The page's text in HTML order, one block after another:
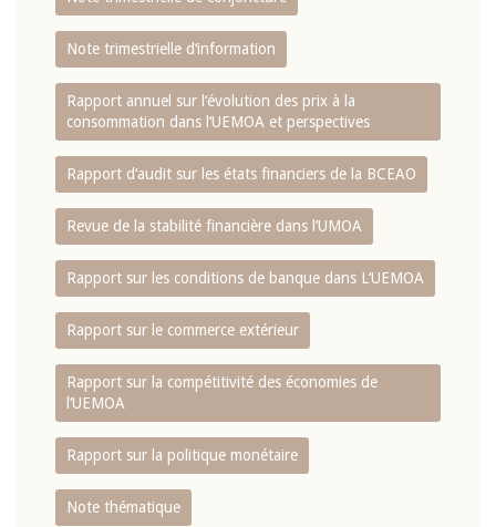
Note trimestrielle d‘information
Rapport annuel sur l‘évolution des prix à la
consommation dans l‘UEMOA et perspectives
Rapport d‘audit sur les états financiers de la BCEAO
Revue de la stabilité financière dans l‘UMOA
Rapport sur les conditions de banque dans L‘UEMOA
Rapport sur le commerce extérieur
Rapport sur la compétitivité des économies de
l‘UEMOA
Rapport sur la politique monétaire
Note thématique